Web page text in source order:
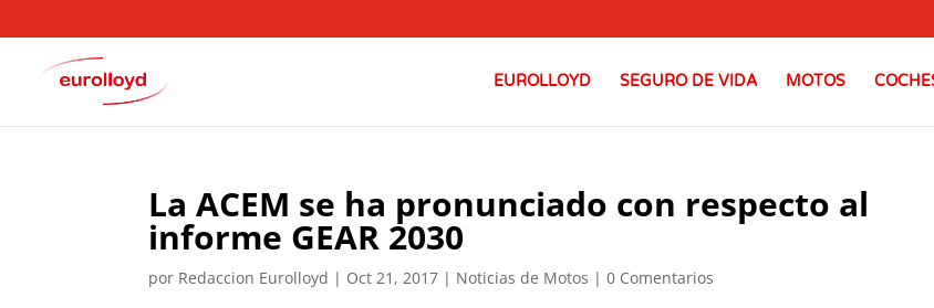
EUROLLOYD SEGURO DE VIDA MOTOS
La ACEM se ha pronunciado con respecto al
informe GEAR 2030
por Redaccion Eurolloyd | Oct 21, 2017 | Noticias de Motos |0 Comentarios